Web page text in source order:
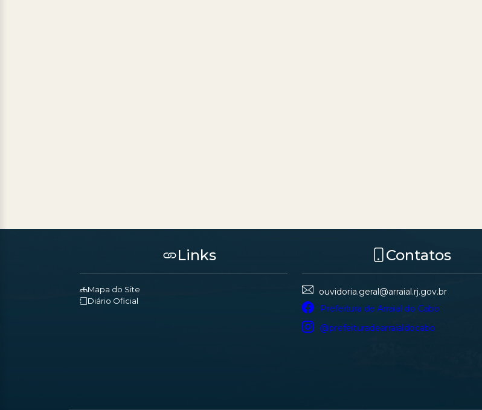
Links
Mapa do Site
Diário Oficial
Contatos
ouvidoria.geral@arraial.rj.gov.br
Prefeitura de Arraial do Cabo
@prefeituradearraialdocabo